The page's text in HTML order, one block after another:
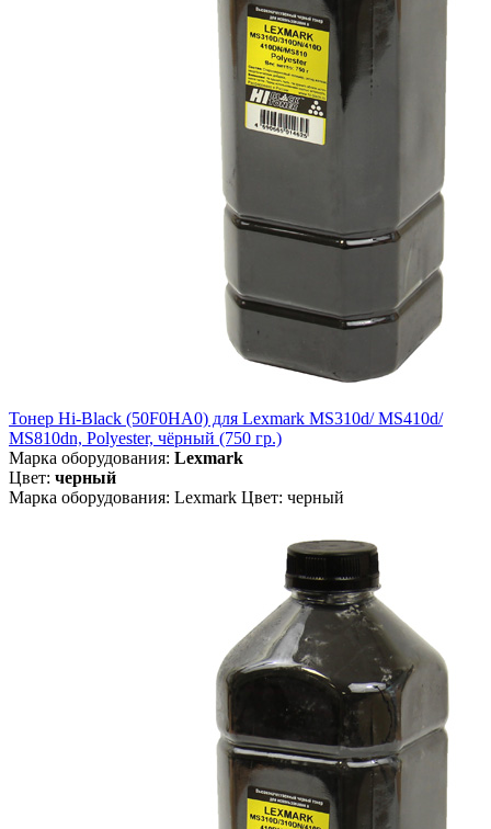
Тонер Hi-Black (50F0HA0) для Lexmark MS310d/ MS410d/
MS810dn, Polyester, чёрный (750 гр.)
Марка оборудования: Lexmark
Цвет: черный
Марка оборудования: Lexmark Цвет: черный